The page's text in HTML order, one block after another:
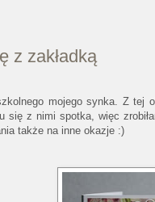
z zakładką
mojego synka. Z tej
się z nimi spotka, więc
także na inne okazje :)